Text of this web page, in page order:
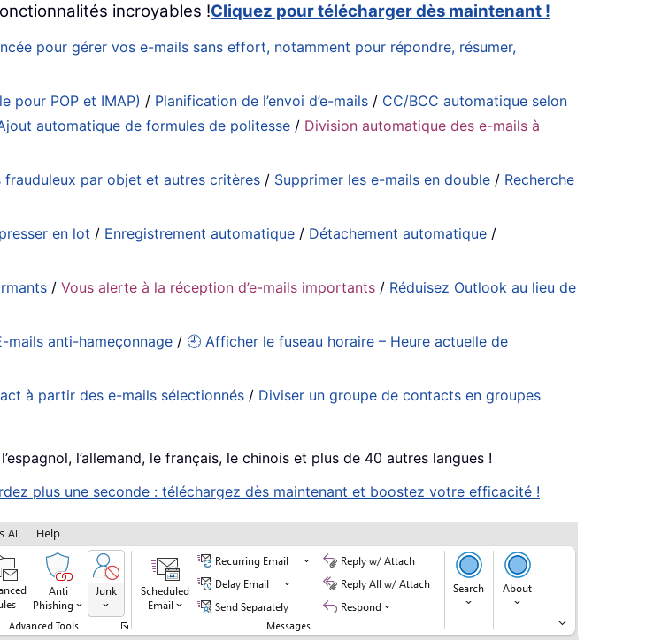
incroyables !Cliquez pour télécharger dès maintenant !
pour gérer vos e-mails sans effort, notamment pour répondre, résumer,
pour POP et IMAP) / Planification de l’envoi d’e-mails / CC/BCC automatique selon
automatique de formules de politesse / Division automatique des e-mails à
frauduleux par objet et autres critères / Supprimer les e-mails en double / Recherche
en lot / Enregistrement automatique / Détachement automatique /
/Vous alerte à la réception d’e-mails importants / Réduisez Outlook au lieu de
mails anti-hameçonnage / 🕘 Afficher le fuseau horaire – Heure actuelle de
à partir des e-mails sélectionnés / Diviser un groupe de contacts en groupes
l’allemand, le français, le chinois et plus de 40 autres langues !
plus une seconde : téléchargez dès maintenant et boostez votre efficacité !